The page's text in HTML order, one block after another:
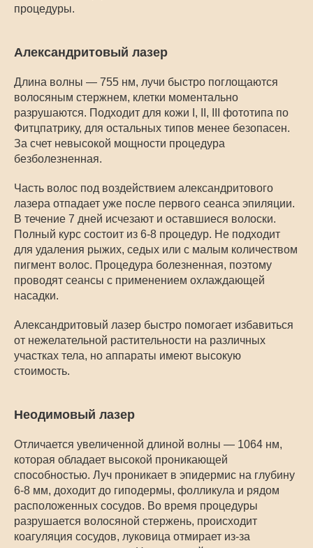
процедуры.
Александритовый лазер
Длина волны — 755 нм, лучи быстро поглощаются
волосяным стержнем, клетки моментально
разрушаются. Подходит для кожи I, II, III фототипа по
Фитцпатрику, для остальных типов менее безопасен.
За счет невысокой мощности процедура
безболезненная.
Часть волос под воздействием александритового
лазера отпадает уже после первого сеанса эпиляции.
В течение 7 дней исчезают и оставшиеся волоски.
Полный курс состоит из 6-8 процедур. Не подходит
для удаления рыжих, седых или с малым количеством
пигмент волос. Процедура болезненная, поэтому
проводят сеансы с применением охлаждающей
насадки.
Александритовый лазер быстро помогает избавиться
от нежелательной растительности на различных
участках тела, но аппараты имеют высокую
стоимость.
Неодимовый лазер
Отличается увеличенной длиной волны — 1064 нм,
которая обладает высокой проникающей
способностью. Луч проникает в эпидермис на глубину
6-8 мм, доходит до гиподермы, фолликула и рядом
расположенных сосудов. Во время процедуры
разрушается волосяной стержень, происходит
коагуляция сосудов, луковица отмирает из-за